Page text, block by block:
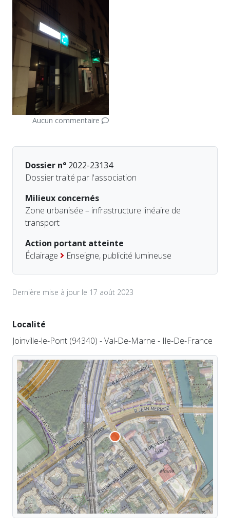
Aucun commentaire
Dossier n° 2022-23134
Dossier traité par l'association
Milieux concernés
Zone urbanisée – infrastructure linéaire de
transport
Action portant atteinte
Éclairage
Enseigne, publicité lumineuse
Dernière mise à jour le 17 août 2023
Localité
Joinville-le-Pont (94340) - Val-De-Marne - Ile-De-France